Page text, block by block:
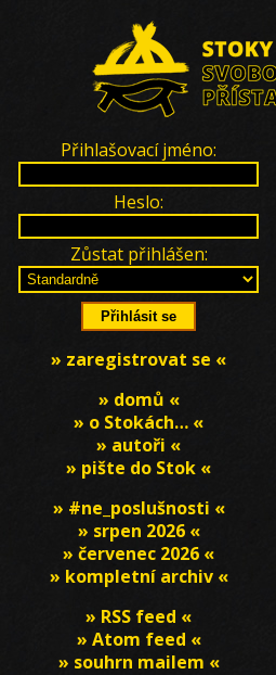
Přihlašovací jméno:
Heslo:
Zůstat přihlášen:
» zaregistrovat se «
» domů «
» o Stokách… «
» autoři «
» pište do Stok «
» #ne_poslušnosti «
» srpen 2026 «
» červenec 2026 «
» kompletní archiv «
» RSS feed «
» Atom feed «
» souhrn mailem «